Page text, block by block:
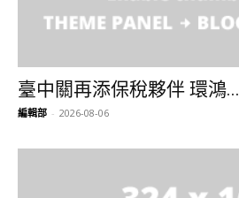
臺中關再添保稅夥伴 環鴻...
編輯部 - 2026-08-06